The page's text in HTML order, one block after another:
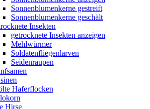
Sonnenblumenkerne gestreift
Sonnenblumenkerne geschält
Insekten
getrocknete Insekten anzeigen
Mehlwürmer
Soldatenfliegenlarven
Seidenraupen
Haferflocken
Hirse